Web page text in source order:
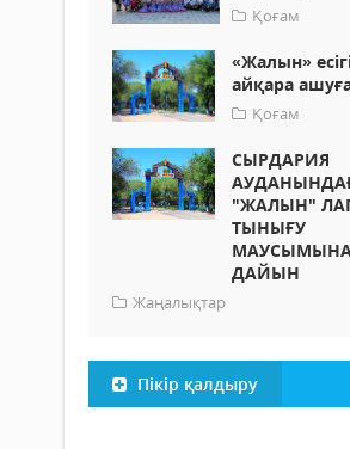
Қоғам
«Жалын»
айқара
Қоғам
СЫРДАРИЯ
"ЖАЛЫН"
ТЫНЫҒУ
ДАЙЫН
Жаңалықтар
Пікір қалдыру